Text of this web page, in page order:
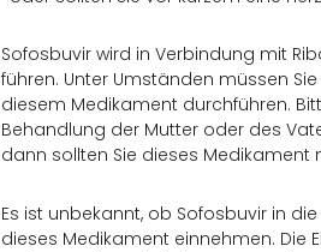
Sofosbuvir wird in Verbindung mit
führen. Unter Umständen müssen
diesem Medikament durchführen.
Behandlung der Mutter oder des
dann sollten Sie dieses
Es ist unbekannt, ob Sofosbuvir in
dieses Medikament einnehmen. Die